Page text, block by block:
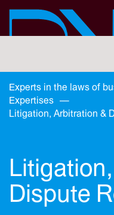
You
are
here:
Experts in the laws of
Expertises —
Dispute